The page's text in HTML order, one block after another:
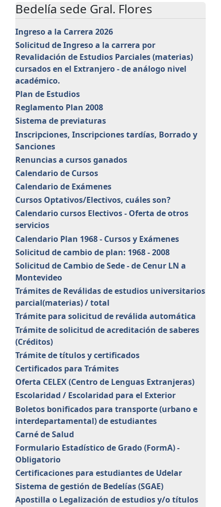
Bedelía sede Gral. Flores
Ingreso a la Carrera 2026
Solicitud de Ingreso a la carrera por
Revalidación de Estudios Parciales (materias)
cursados en el Extranjero - de análogo nivel
académico.
Plan de Estudios
Reglamento Plan 2008
Sistema de previaturas
Inscripciones, Inscripciones tardías, Borrado y
Sanciones
Renuncias a cursos ganados
Calendario de Cursos
Calendario de Exámenes
Cursos Optativos/Electivos, cuáles son?
Calendario cursos Electivos - Oferta de otros
servicios
Calendario Plan 1968 - Cursos y Exámenes
Solicitud de cambio de plan: 1968 - 2008
Solicitud de Cambio de Sede - de Cenur LN a
Montevideo
Trámites de Reválidas de estudios universitarios
parcial(materias) / total
Trámite para solicitud de reválida automática
Trámite de solicitud de acreditación de saberes
(Créditos)
Trámite de títulos y certificados
Certificados para Trámites
Oferta CELEX (Centro de Lenguas Extranjeras)
Escolaridad / Escolaridad para el Exterior
Boletos bonificados para transporte (urbano e
interdepartamental) de estudiantes
Carné de Salud
Formulario Estadístico de Grado (FormA) -
Obligatorio
Certificaciones para estudiantes de Udelar
Sistema de gestión de Bedelías (SGAE)
Apostilla o Legalización de estudios y/o títulos